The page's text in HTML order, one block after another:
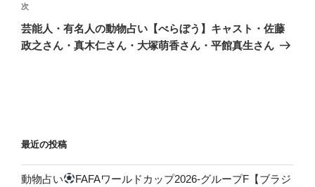
ー
シ
ョ
次
の
投
次
芸能人・有名人の動物占い【べらぼう】キャスト・佐藤
政之さん・真木仁さん・大塚萌香さん・平館真生さん
最近の投稿
動物占い
FAFAワールドカップ2026-グループF【ブラジ